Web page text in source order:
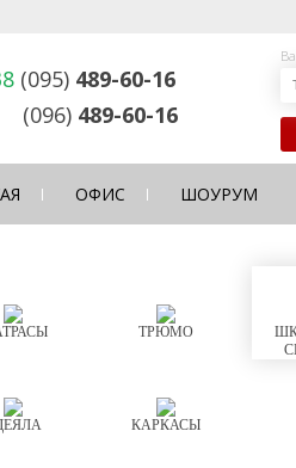
(095) 489-60-16
(096) 489-60-16
ОФИС ШОУРУМ
ТРЮМО
КАРКАСЫ